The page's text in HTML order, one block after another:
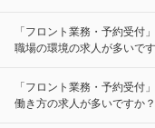
「フロント業務・予約受付
職場の環境の求人が多いで
「フロント業務・予約受付
働き方の求人が多いですか？